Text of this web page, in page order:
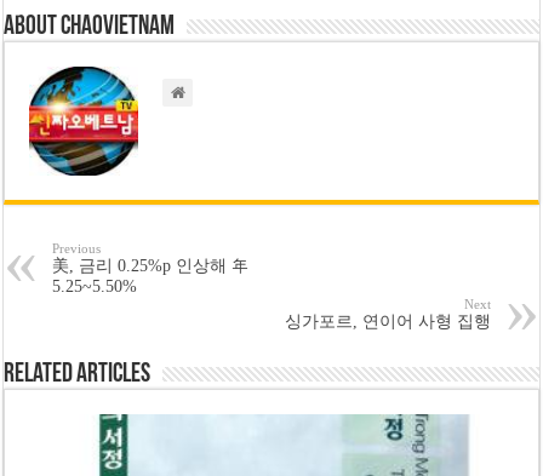
About chaovietnam
Previous
美, 금리 0.25%p 인상해 年
5.25~5.50%
Next
싱가포르, 연이어 사형 집행
Related Articles